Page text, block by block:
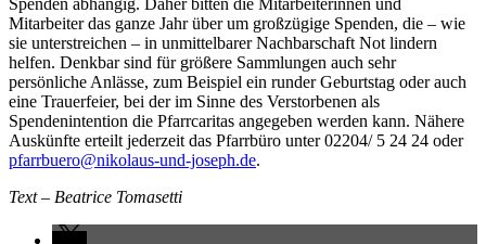
Mitarbeiter das ganze Jahr über um großzügige Spenden, die – wie
sie unterstreichen – in unmittelbarer Nachbarschaft Not lindern
helfen. Denkbar sind für größere Sammlungen auch sehr
persönliche Anlässe, zum Beispiel ein runder Geburtstag oder auch
eine Trauerfeier, bei der im Sinne des Verstorbenen als
Spendenintention die Pfarrcaritas angegeben werden kann. Nähere
Auskünfte erteilt jederzeit das Pfarrbüro unter 02204/ 5 24 24 oder
pfarrbuero@nikolaus-und-joseph.de.
Text – Beatrice Tomasetti